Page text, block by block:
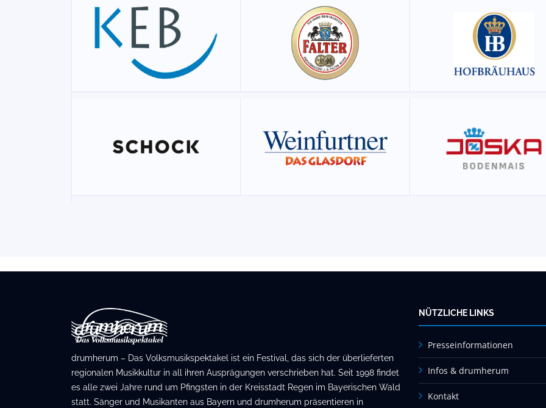
drumherum – Das Volksmusikspektakel ist ein Festival, das sich der überlieferten
regionalen Musikkultur in all ihren Ausprägungen verschrieben hat. Seit 1998 findet
es alle zwei Jahre rund um Pfingsten in der Kreisstadt Regen im Bayerischen Wald
statt. Sänger und Musikanten aus Bayern und drumherum präsentieren in
NÜTZLICHE LINKS
Presseinformationen
Infos & drumherum
Kontakt